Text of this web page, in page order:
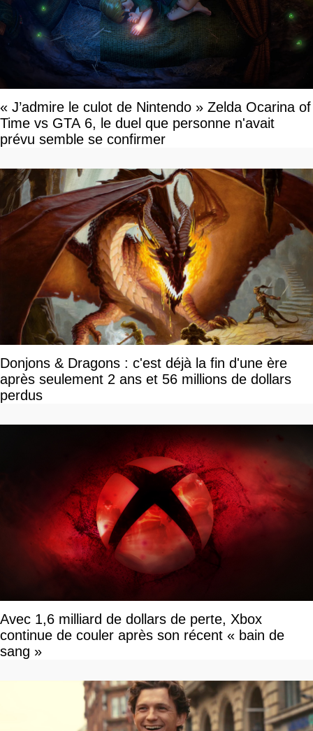
« J’admire le culot de Nintendo » Zelda Ocarina of
Time vs GTA 6, le duel que personne n'avait
prévu semble se confirmer
Donjons & Dragons : c'est déjà la fin d'une ère
après seulement 2 ans et 56 millions de dollars
perdus
Avec 1,6 milliard de dollars de perte, Xbox
continue de couler après son récent « bain de
sang »